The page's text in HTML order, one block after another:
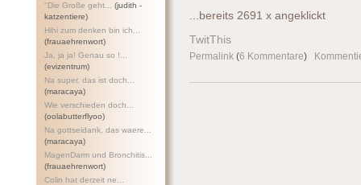
"Die Große geht...
(judith -
katzentiere)
Hihi zum denken bin ich...
(frauaehrenwort)
Ja, ja ja! Genau so !...
(evizentrum)
Na super, das ist doch...
(maracaya)
Wie verschieden doch...
(oolabutterflyoo)
Na gottseidank, das waere...
(maracaya)
MagenDarm und Bronchitis...
(frauaehrenwort)
Colin hat derzeit ne...
...bereits 2691 x angeklickt
TwitThis
Permalink (6 Kommentare)